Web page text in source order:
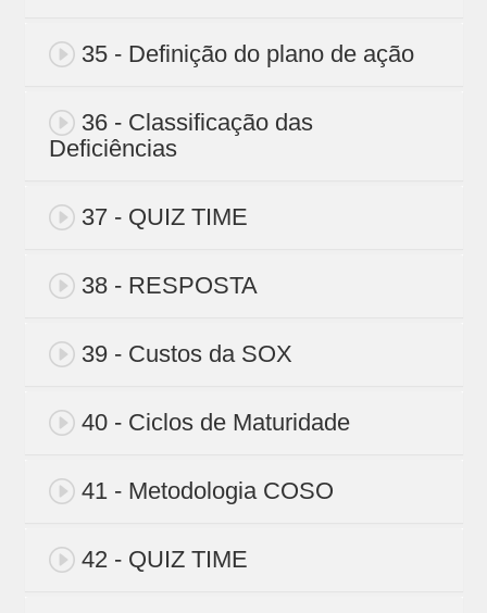
35 - Definição do plano de ação
36 - Classificação das
Deficiências
37 - QUIZ TIME
38 - RESPOSTA
39 - Custos da SOX
40 - Ciclos de Maturidade
41 - Metodologia COSO
42 - QUIZ TIME